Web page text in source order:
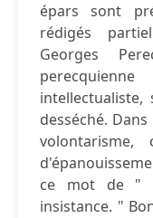
épars sont
rédigés
Georges
intellectualiste,
desséché.
ce mot de "
insistance. "